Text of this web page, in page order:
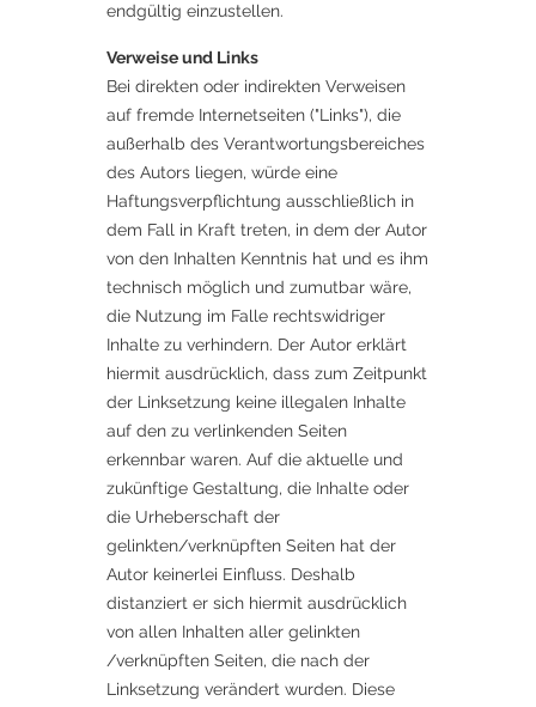
endgültig einzustellen.
Verweise und Links
Bei direkten oder indirekten Verweisen
auf fremde Internetseiten ("Links"), die
außerhalb des Verantwortungsbereiches
des Autors liegen, würde eine
Haftungsverpflichtung ausschließlich in
dem Fall in Kraft treten, in dem der Autor
von den Inhalten Kenntnis hat und es ihm
technisch möglich und zumutbar wäre,
die Nutzung im Falle rechtswidriger
Inhalte zu verhindern. Der Autor erklärt
hiermit ausdrücklich, dass zum Zeitpunkt
der Linksetzung keine illegalen Inhalte
auf den zu verlinkenden Seiten
erkennbar waren. Auf die aktuelle und
zukünftige Gestaltung, die Inhalte oder
die Urheberschaft der
gelinkten/verknüpften Seiten hat der
Autor keinerlei Einfluss. Deshalb
distanziert er sich hiermit ausdrücklich
von allen Inhalten aller gelinkten
/verknüpften Seiten, die nach der
Linksetzung verändert wurden. Diese